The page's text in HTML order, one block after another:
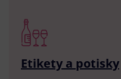
Etikety a potisky